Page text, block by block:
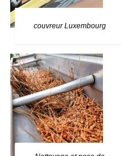
couvreur Luxembourg